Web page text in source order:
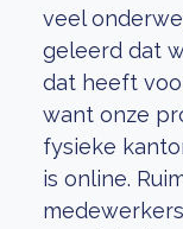
veel
geleerd dat
dat heeft
want onze
fysieke
is online.